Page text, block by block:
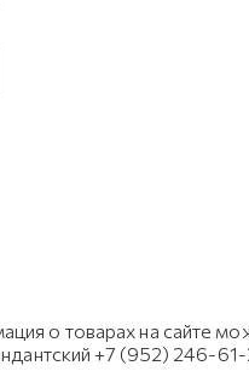
о товарах на сайте
+7 (952) 246-61-